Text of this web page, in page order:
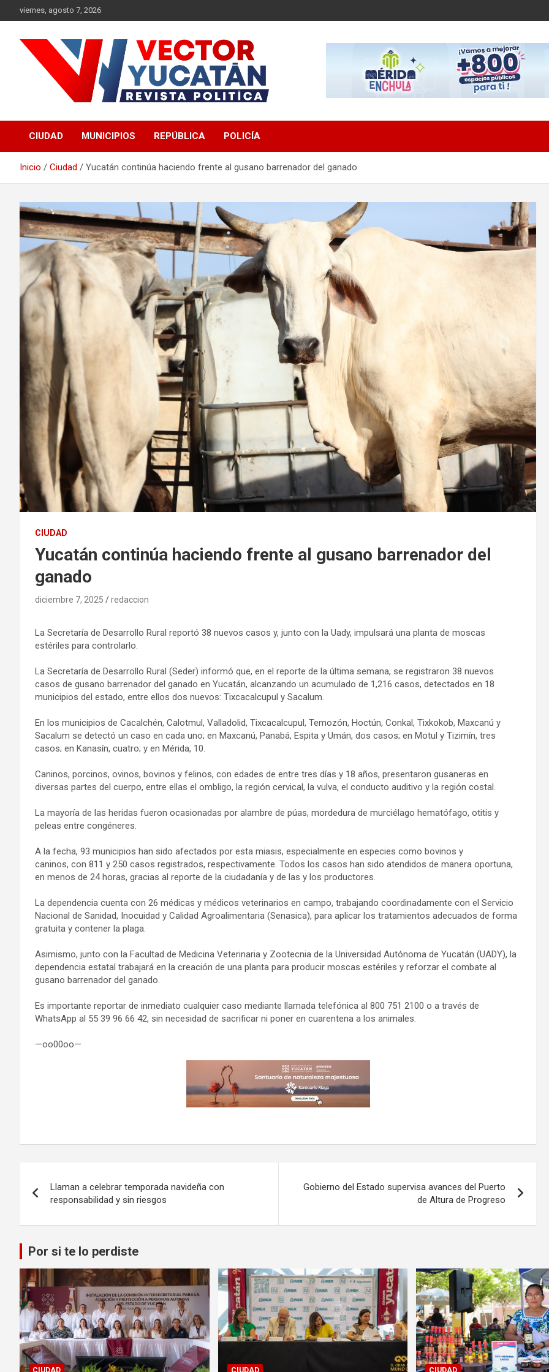
al
viernes, agosto 7, 2026
Vector Yucatán
CIUDAD MUNICIPIOS REPÚBLICA POLICÍA
Inicio Ciudad Yucatán continúa haciendo frente al gusano barrenador del ganado
CIUDAD
Yucatán continúa haciendo frente al gusano barrenador del
ganado
diciembre 7, 2025 redaccion
La Secretaría de Desarrollo Rural reportó 38 nuevos casos y, junto con la Uady, impulsará una planta de moscas
estériles para controlarlo.
La Secretaría de Desarrollo Rural (Seder) informó que, en el reporte de la última semana, se registraron 38 nuevos
casos de gusano barrenador del ganado en Yucatán, alcanzando un acumulado de 1,216 casos, detectados en 18
municipios del estado, entre ellos dos nuevos: Tixcacalcupul y Sacalum.
En los municipios de Cacalchén, Calotmul, Valladolid, Tixcacalcupul, Temozón, Hoctún, Conkal, Tixkokob, Maxcanú y
Sacalum se detectó un caso en cada uno; en Maxcanú, Panabá, Espita y Umán, dos casos; en Motul y Tizimín, tres
casos; en Kanasín, cuatro; y en Mérida, 10.
Caninos, porcinos, ovinos, bovinos y felinos, con edades de entre tres días y 18 años, presentaron gusaneras en
diversas partes del cuerpo, entre ellas el ombligo, la región cervical, la vulva, el conducto auditivo y la región costal.
La mayoría de las heridas fueron ocasionadas por alambre de púas, mordedura de murciélago hematófago, otitis y
peleas entre congéneres.
A la fecha, 93 municipios han sido afectados por esta miasis, especialmente en especies como bovinos y
caninos, con 811 y 250 casos registrados, respectivamente. Todos los casos han sido atendidos de manera oportuna,
en menos de 24 horas, gracias al reporte de la ciudadanía y de las y los productores.
La dependencia cuenta con 26 médicas y médicos veterinarios en campo, trabajando coordinadamente con el Servicio
Nacional de Sanidad, Inocuidad y Calidad Agroalimentaria (Senasica), para aplicar los tratamientos adecuados de forma
gratuita y contener la plaga.
Asimismo, junto con la Facultad de Medicina Veterinaria y Zootecnia de la Universidad Autónoma de Yucatán (UADY), la
dependencia estatal trabajará en la creación de una planta para producir moscas estériles y reforzar el combate al
gusano barrenador del ganado.
Es importante reportar de inmediato cualquier caso mediante llamada telefónica al 800 751 2100 o a través de
WhatsApp al 55 39 96 66 42, sin necesidad de sacrificar ni poner en cuarentena a los animales.
—oo00oo—
de
entradas
Llaman a celebrar temporada navideña con
responsabilidad y sin riesgos
Gobierno del Estado supervisa avances del Puerto
de Altura de Progreso
Por si te lo perdiste
CIUDAD CIUDAD CIUDAD